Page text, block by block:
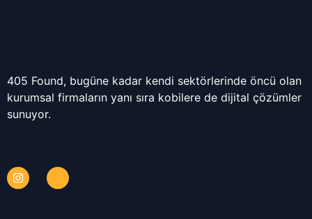
405 Found, bugüne kadar kendi sektörlerinde öncü olan
kurumsal firmaların yanı sıra kobilere de dijital çözümler
sunuyor.